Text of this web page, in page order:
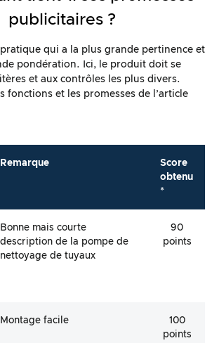
publicitaires ?
pratique qui a la plus grande pertinence et
pondération. Ici, le produit doit se
et aux contrôles les plus divers.
fonctions et les promesses de l’article
Remarque
Score
obtenu
*
Bonne mais courte
description de la pompe de
nettoyage de tuyaux
90
points
Montage facile
100
points